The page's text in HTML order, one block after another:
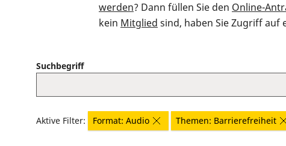
werden? Dann füllen Sie den Online-
kein Mitglied sind, haben Sie Zugriff auf
Suchbegriff
Aktive Filter: Format: Audio Themen: Barrierefreiheit